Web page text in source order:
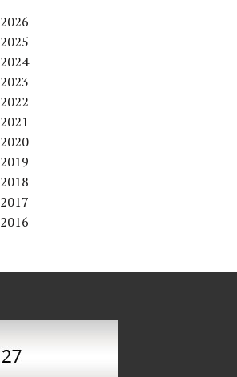
2026
2025
2024
2023
2022
2021
2020
2019
2018
2017
2016